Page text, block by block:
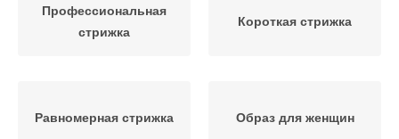
Профессиональная
стрижка
Короткая стрижка
Равномерная стрижка Образ для женщин